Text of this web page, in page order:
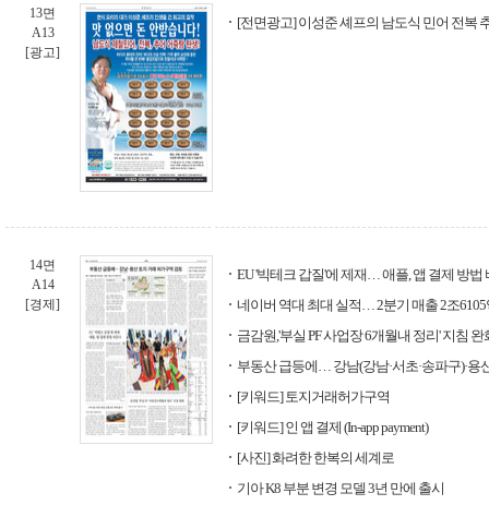
13면
A13
[광고]
[전면광고] 이성준 셰프의 남도식 민어 전복
14면
A14
[경제]
EU '빅테크 갑질'에 제재… 애플, 앱 결제 방법
네이버 역대 최대 실적… 2분기 매출 2조6105
금감원,'부실 PF 사업장 6개월내 정리' 지침 완
부동산 급등에… 강남(강남·서초·송파구)·용
[키워드] 토지거래허가구역
[키워드] 인 앱 결제 (In-app payment)
[사진] 화려한 한복의 세계로
기아 K8 부분 변경 모델 3년 만에 출시